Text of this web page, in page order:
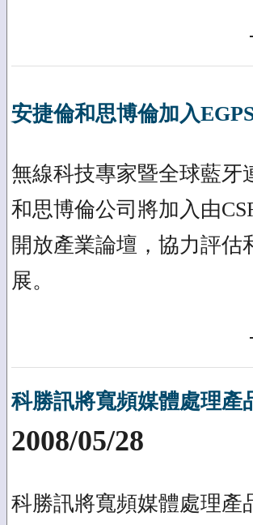
安捷倫和思博倫加入
無線科技專家暨全球藍牙
和思博倫公司將加入由
開放產業論壇，協力評估
展。
科勝訊將寬頻媒體處理產
2008/05/28
科勝訊將寬頻媒體處理產